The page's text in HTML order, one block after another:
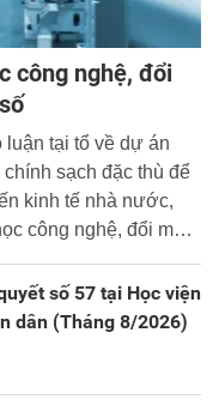
công nghệ, đổi
luận tại tổ về dự án
sạch đặc thù để
kinh tế nhà nước,
công nghệ, đổi mới
số 57 tại Học viện
dân (Tháng 8/2026)